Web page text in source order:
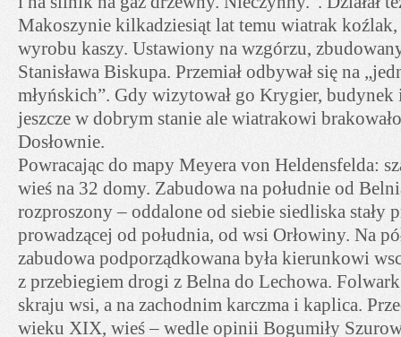
Makoszynie kilkadziesiąt lat temu wiatrak koźlak,
wyrobu kaszy. Ustawiony na wzgórzu,
Stanisława Biskupa. Przemiał odbywał się na
młyńskich”. Gdy wizytował go Krygier, budynek
jeszcze w dobrym stanie ale wiatrakowi
Dosłownie.
Powracając do mapy Meyera von Heldensfelda:
wieś na 32 domy. Zabudowa na południe od
rozproszony – oddalone od siebie siedliska stały
prowadzącej od południa, od wsi Orłowiny. Na
zabudowa podporządkowana była kierunkowi
z przebiegiem drogi z Belna do Lechowa.
skraju wsi, a na zachodnim karczma i kaplica.
wieku XIX, wieś – wedle opinii Bogumiły